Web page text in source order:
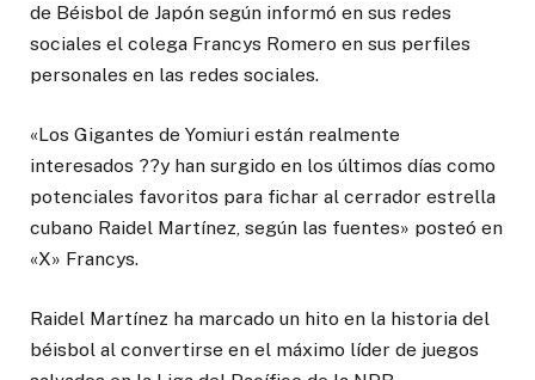
de Béisbol de Japón según informó en sus redes
sociales el colega Francys Romero en sus perfiles
personales en las redes sociales.
«Los Gigantes de Yomiuri están realmente
interesados ??y han surgido en los últimos días como
potenciales favoritos para fichar al cerrador estrella
cubano Raidel Martínez, según las fuentes» posteó en
«X» Francys.
Raidel Martínez ha marcado un hito en la historia del
béisbol al convertirse en el máximo líder de juegos